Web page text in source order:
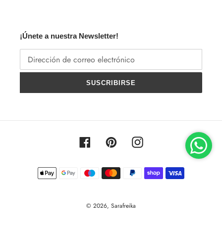
¡Únete a nuestra Newsletter!
SUSCRIBIRSE
FacebookPinterestInstagram
Métodos
de
© 2026, Sarafreika